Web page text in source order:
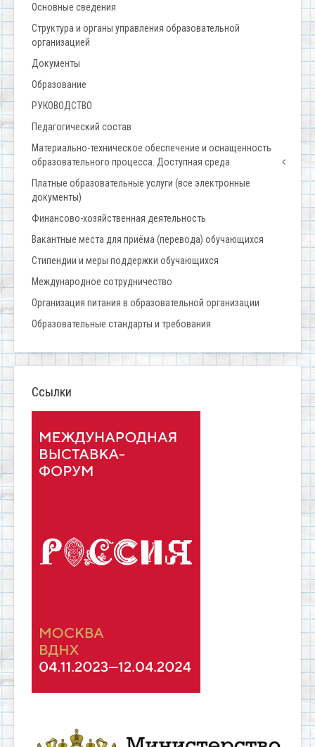
Основные сведения
Структура и органы управления образовательной
организацией
Документы
Образование
РУКОВОДСТВО
Педагогический состав
Материально-техническое обеспечение и оснащенность
образовательного процесса. Доступная среда
Платные образовательные услуги (все электронные
документы)
Финансово-хозяйственная деятельность
Вакантные места для приёма (перевода) обучающихся
Стипендии и меры поддержки обучающихся
Международное сотрудничество
Организация питания в образовательной организации
Образовательные стандарты и требования
Ссылки